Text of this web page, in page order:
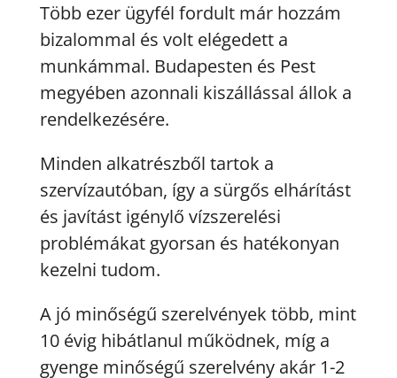
Több ezer ügyfél fordult már hozzám
bizalommal és volt elégedett a
munkámmal. Budapesten és Pest
megyében azonnali kiszállással állok a
rendelkezésére.
Minden alkatrészből tartok a
szervízautóban, így a sürgős elhárítást
és javítást igénylő vízszerelési
problémákat gyorsan és hatékonyan
kezelni tudom.
A jó minőségű szerelvények több, mint
10 évig hibátlanul működnek, míg a
gyenge minőségű szerelvény akár 1-2